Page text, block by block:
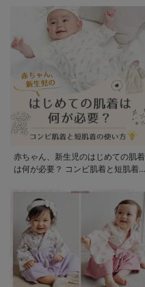
赤ちゃん、新生児のはじめての肌着
は何が必要？ コンビ肌着と短肌着